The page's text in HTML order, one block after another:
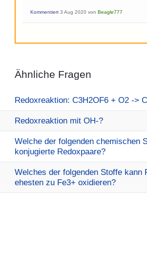
Kommentiert 3 Aug 2020 von Beagle777
Ähnliche Fragen
Redoxreaktion: C3H2OF6 + O2 ->
Redoxreaktion mit OH-?
Welche der folgenden chemischen
konjugierte Redoxpaare?
Welches der folgenden Stoffe kann
ehesten zu Fe3+ oxidieren?